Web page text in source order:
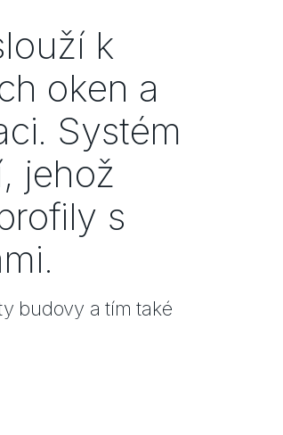
k
oken a
Systém
jehož
s
budovy a tím také